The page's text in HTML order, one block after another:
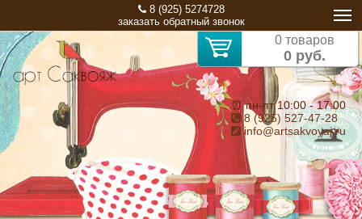
8 (925) 5274728
заказать обратный звонок
0 товаров
0 руб.
⏰ пн-пт 10:00 - 17:00
8 (925) 527-47-28
info@artsakvoyaj.ru